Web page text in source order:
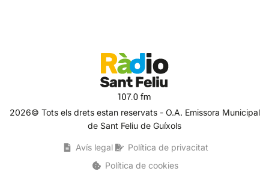
2026© Tots els drets estan reservats - O.A. Emissora Municipal
de Sant Feliu de Guíxols
Avís legal
Política de privacitat
Política de cookies